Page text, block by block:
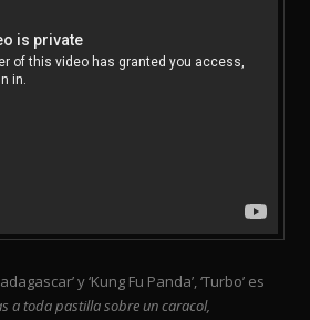
y ‘Kung Fu Panda’, ‘Turbo’ es
a toda pastilla sobre un caracol,